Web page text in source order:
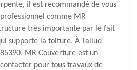
il est recommandé de vous
comme MR
très importante par le fait
supporte la toiture. À Tallud
MR Couverture est un
pour tous travaux de